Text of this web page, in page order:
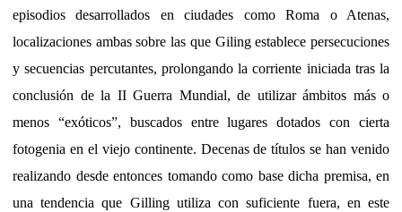
episodios desarrollados en ciudades como Roma o Atenas,
localizaciones ambas sobre las que Giling establece persecuciones
y secuencias percutantes, prolongando la corriente iniciada tras la
conclusión de la II Guerra Mundial, de utilizar ámbitos más o
menos “exóticos”, buscados entre lugares dotados con cierta
fotogenia en el viejo continente. Decenas de títulos se han venido
realizando desde entonces tomando como base dicha premisa, en
una tendencia que Gilling utiliza con suficiente fuera, en este